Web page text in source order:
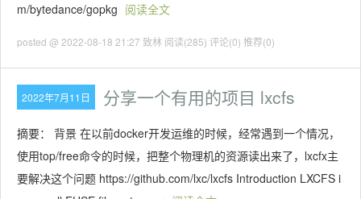
m/bytedance/gopkg 阅读全文
posted @ 2022-08-18 21:27 致林 阅读(285) 评论(0) 推荐(0)
2022年7月11日 分享一个有用的项目 lxcfs
摘要： 背景 在以前docker开发运维的时候，经常遇到一个情况，
使用top/free命令的时候，把整个物理机的资源读出来了，lxcfx主
要解决这个问题 https://github.com/lxc/lxcfs Introduction LXCFS i